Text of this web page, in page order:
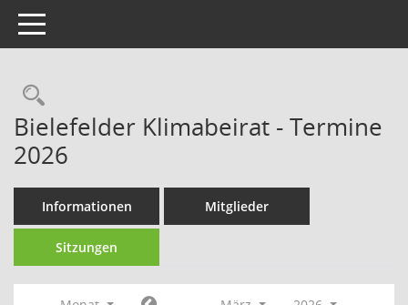
Toggle navigation
Rechercheauswahl
Bielefelder Klimabeirat - Termine
2026
Informationen Mitglieder
Sitzungen